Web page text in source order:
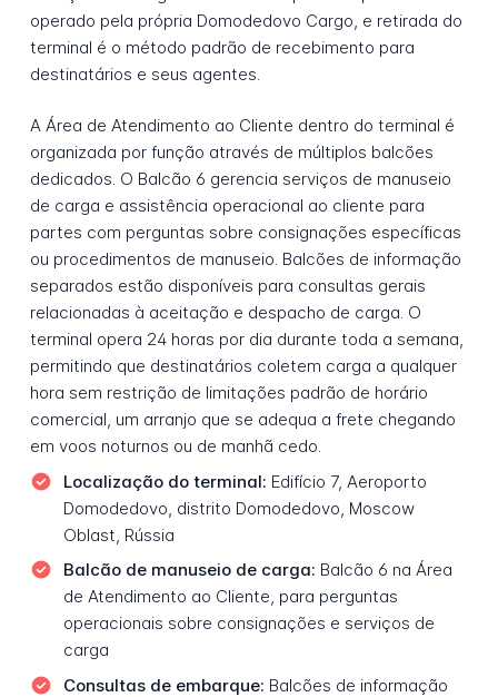
operado pela própria Domodedovo Cargo, e retirada do
terminal é o método padrão de recebimento para
destinatários e seus agentes.
A Área de Atendimento ao Cliente dentro do terminal é
organizada por função através de múltiplos balcões
dedicados. O Balcão 6 gerencia serviços de manuseio
de carga e assistência operacional ao cliente para
partes com perguntas sobre consignações específicas
ou procedimentos de manuseio. Balcões de informação
separados estão disponíveis para consultas gerais
relacionadas à aceitação e despacho de carga. O
terminal opera 24 horas por dia durante toda a semana,
permitindo que destinatários coletem carga a qualquer
hora sem restrição de limitações padrão de horário
comercial, um arranjo que se adequa a frete chegando
em voos noturnos ou de manhã cedo.
Localização do terminal: Edifício 7, Aeroporto
Domodedovo, distrito Domodedovo, Moscow
Oblast, Rússia
Balcão de manuseio de carga: Balcão 6 na Área
de Atendimento ao Cliente, para perguntas
operacionais sobre consignações e serviços de
carga
Consultas de embarque: Balcões de informação